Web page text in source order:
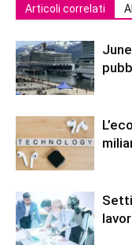
Articoli correlati